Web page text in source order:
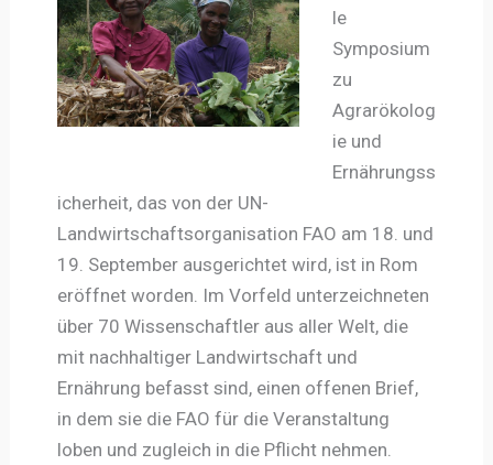
le
Symposium
zu
Agrarökolog
ie und
Ernährungss
icherheit, das von der UN-
Landwirtschaftsorganisation FAO am 18. und
19. September ausgerichtet wird, ist in Rom
eröffnet worden. Im Vorfeld unterzeichneten
über 70 Wissenschaftler aus aller Welt, die
mit nachhaltiger Landwirtschaft und
Ernährung befasst sind, einen offenen Brief,
in dem sie die FAO für die Veranstaltung
loben und zugleich in die Pflicht nehmen.